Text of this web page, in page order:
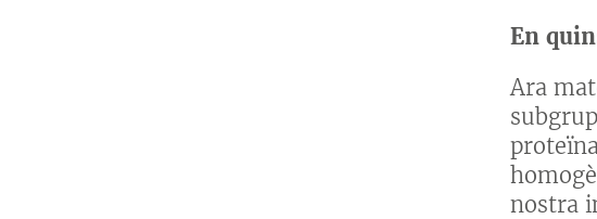
En
Ara
nostra